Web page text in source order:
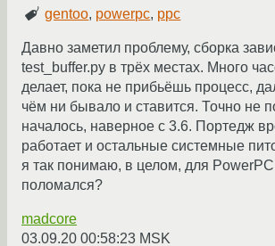
gentoo, powerpc, ppc
Давно заметил проблему, сборка
test_buffer.py в трёх местах. Много
делает, пока не прибьёшь процесс,
чём ни бывало и ставится. Точно не
началось, наверное с 3.6. Портедж
работает и остальные системные
я так понимаю, в целом, для PowerPC
поломался?
madcore
03.09.20 00:58:23 MSK